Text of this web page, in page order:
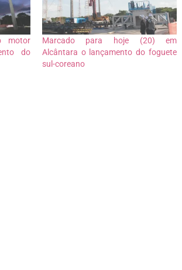
motor
do
Marcado para hoje (20) em
Alcântara o lançamento do foguete
sul-coreano